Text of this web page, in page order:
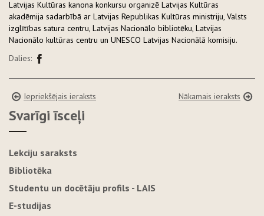
Latvijas Kultūras kanona konkursu organizē Latvijas Kultūras
akadēmija sadarbībā ar Latvijas Republikas Kultūras ministriju, Valsts
izglītības satura centru, Latvijas Nacionālo bibliotēku, Latvijas
Nacionālo kultūras centru un UNESCO Latvijas Nacionālā komisiju.
Dalies:
Iepriekšējais ieraksts Nākamais ieraksts
Svarīgi īsceļi
Lekciju saraksts
Bibliotēka
Studentu un docētāju profils - LAIS
E-studijas